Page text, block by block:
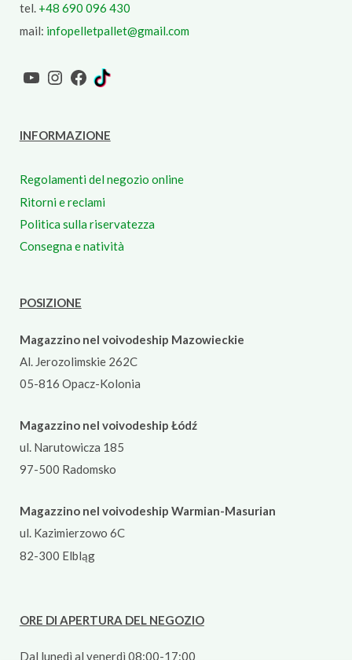
tel. +48 690 096 430
mail: infopelletpallet@gmail.com
YouTube
Instagram
Facebook
TikTok
INFORMAZIONE
Regolamenti del negozio online
Ritorni e reclami
Politica sulla riservatezza
Consegna e natività
POSIZIONE
Magazzino nel voivodeship Mazowieckie
Al. Jerozolimskie 262C
05-816 Opacz-Kolonia
Magazzino nel voivodeship Łódź
ul. Narutowicza 185
97-500 Radomsko
Magazzino nel voivodeship Warmian-Masurian
ul. Kazimierzowo 6C
82-300 Elbląg
ORE DI APERTURA DEL NEGOZIO
Dal lunedì al venerdì 08:00-17:00